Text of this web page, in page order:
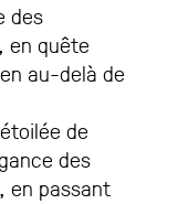
des
en quête
au-delà de
de
des
, en passant